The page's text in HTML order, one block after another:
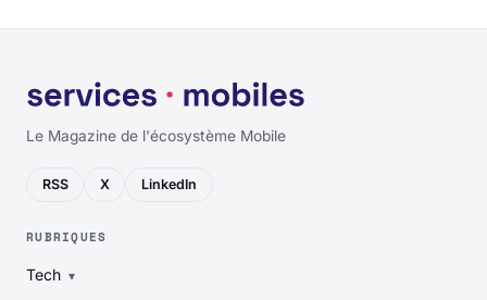
Le Magazine de l'écosystème Mobile
RSS X LinkedIn
RUBRIQUES
Tech